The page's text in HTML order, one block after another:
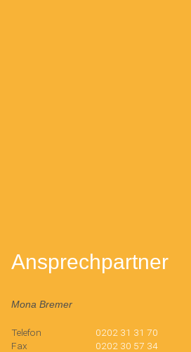
Ansprechpartner
Mona Bremer
Telefon
0202 31 31 70
Fax
0202 30 57 34